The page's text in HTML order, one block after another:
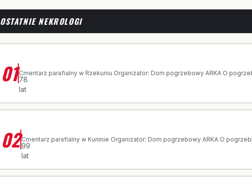
OSTATNIE NEKROLOGI
01·
78
lat
Cmentarz parafialny w Rzekuniu Organizator: Dom pogrzebowy ARKA O
02·
99
lat
Cmentarz parafialny w Kuninie Organizator: Dom pogrzebowy ARKA O